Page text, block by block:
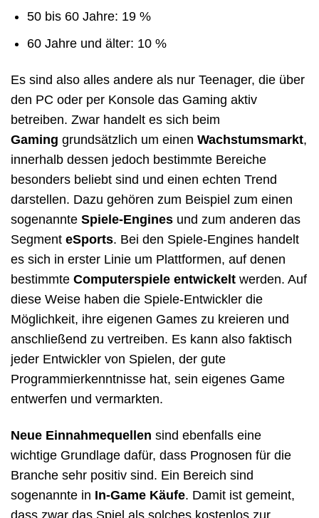
50 bis 60 Jahre: 19 %
60 Jahre und älter: 10 %
Es sind also alles andere als nur Teenager, die über
den PC oder per Konsole das Gaming aktiv
betreiben. Zwar handelt es sich beim
Gaming grundsätzlich um einen Wachstumsmarkt,
innerhalb dessen jedoch bestimmte Bereiche
besonders beliebt sind und einen echten Trend
darstellen. Dazu gehören zum Beispiel zum einen
sogenannte Spiele-Engines und zum anderen das
Segment eSports. Bei den Spiele-Engines handelt
es sich in erster Linie um Plattformen, auf denen
bestimmte Computerspiele entwickelt werden. Auf
diese Weise haben die Spiele-Entwickler die
Möglichkeit, ihre eigenen Games zu kreieren und
anschließend zu vertreiben. Es kann also faktisch
jeder Entwickler von Spielen, der gute
Programmierkenntnisse hat, sein eigenes Game
entwerfen und vermarkten.
Neue Einnahmequellen sind ebenfalls eine
wichtige Grundlage dafür, dass Prognosen für die
Branche sehr positiv sind. Ein Bereich sind
sogenannte in In-Game Käufe. Damit ist gemeint,
dass zwar das Spiel als solches kostenlos zur